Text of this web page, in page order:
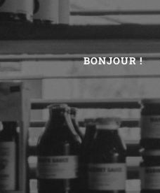
BONJOUR !